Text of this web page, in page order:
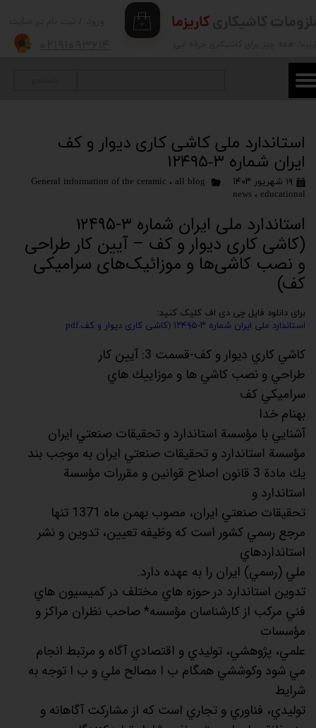
۰
تغییر گذر واژه
سفارشات
کاریزما
استاندارد ملی کاشی کاری دیوار و کف
ایران شماره ۳-۱۲۴۹۵
۱۹ شهریور ۱۴۰۳ General information of the ceramic ، all blog
news ، educational
استاندارد ملی ایران شماره ۳-۱۲۴۹۵
(کاشی کاری دیوار و کف – آیین کار طراحی
و نصب کاشی‌ها و موزائیک‌های سرامیکی
کف)
برای دانلود فایل چی دی اف کلیک کنید:
استاندارد ملی ایران شماره ۳-۱۲۴۹۵ (کاشی کاری دیوار و کف.pdf
كاشي كاري ديوار و كف-قسمت 3: آيين كار
طراحي و نصب كاشي ها و موزاييك هاي
سراميكي كف
بهنام خدا
آشنايي با مؤسسة استاندارد و تحقيقات صنعتي ايران
مؤسسة استاندارد و تحقيقات صنعتي ايران به موجب بند
يك مادة 3 قانون اصلاح قوانين و مقررات مؤسسة
استاندارد و
تحقيقات صنعتي ايران، مصوب بهمن ماه 1371 تنها
مرجع رسمي كشور است كه وظيفه تعيين، تدوين و نشر
استانداردهاي
ملي (رسمي) ايران را به عهده دارد.
تدوين استاندارد در حوزه هاي مختلف در كميسيون هاي
فني مركب از كارشناسان مؤسسه* صاحب نظران مراكز و
مؤسسات
علمي، پژوهشي، توليدي و اقتصادي آگاه و مرتبط انجام
مي شود وكوششي همگام ب ا مصالح ملي و ب ا توجه به
شرايط
توليدي، فناوري و تجاري است كه از مشاركت آگاهانه و